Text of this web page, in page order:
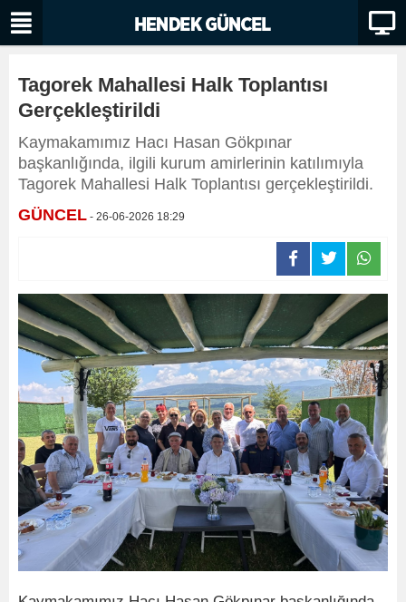
Tagorek Mahallesi Halk Toplantısı
Gerçekleştirildi
Kaymakamımız Hacı Hasan Gökpınar
başkanlığında, ilgili kurum amirlerinin katılımıyla
Tagorek Mahallesi Halk Toplantısı gerçekleştirildi.
GÜNCEL - 26-06-2026 18:29